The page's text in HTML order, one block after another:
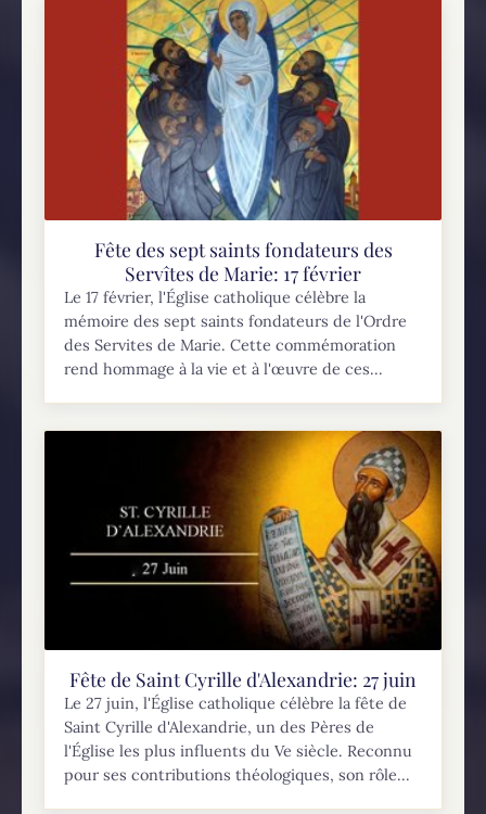
Fête des sept saints fondateurs des
Servîtes de Marie: 17 février
Le 17 février, l'Église catholique célèbre la
mémoire des sept saints fondateurs de l'Ordre
des Servites de Marie. Cette commémoration
rend hommage à la vie et à l'œuvre de ces...
Fête de Saint Cyrille d'Alexandrie: 27 juin
Le 27 juin, l'Église catholique célèbre la fête de
Saint Cyrille d'Alexandrie, un des Pères de
l'Église les plus influents du Ve siècle. Reconnu
pour ses contributions théologiques, son rôle...